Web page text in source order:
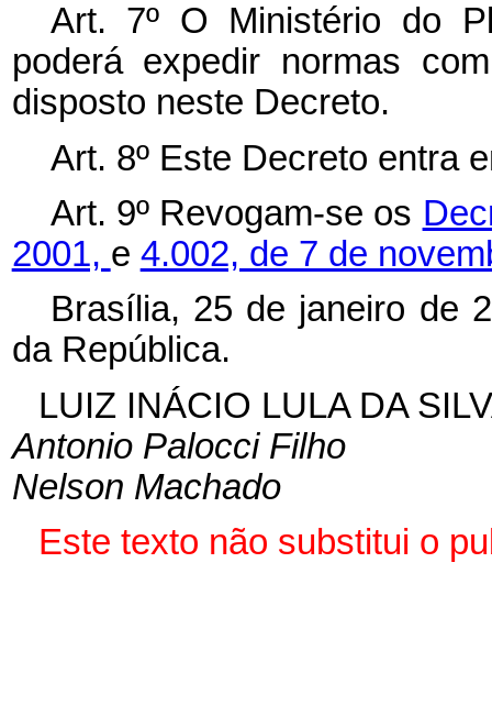
Art. 7º O Ministério do
poderá expedir normas
disposto neste Decreto.
Art. 8º Este Decreto entra
Art. 9º Revogam-se os
2001, e 4.002, de 7 de
Brasília, 25 de janeiro de
da República.
LUIZ INÁCIO LULA DA
Antonio Palocci Filho
Nelson Machado
Este texto não substitui o